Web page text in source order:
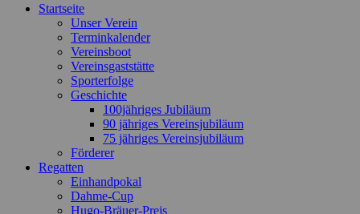
oben
Startseite
Unser Verein
Terminkalender
Vereinsboot
Vereinsgaststätte
Sporterfolge
Geschichte
100jähriges Jubiläum
90 jähriges Vereinsjubiläum
75 jähriges Vereinsjubiläum
Förderer
Regatten
Einhandpokal
Dahme-Cup
Hugo-Bräuer-Preis